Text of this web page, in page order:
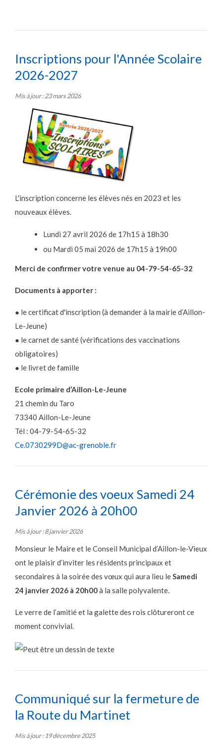
Inscriptions pour l'Année Scolaire
2026-2027
Mis à jour : 23 mars 2026
L'inscription concerne les élèves nés en 2023 et les
nouveaux élèves.
Lundi 27 avril 2026 de 17h15 à 18h30
ou Mardi 05 mai 2026 de 17h15 à 19h00
Merci de confirmer votre venue au 04-79-54-65-32
Documents à apporter :
● le certificat d'inscription (à demander à la mairie d’Aillon-
Le-Jeune)
● le carnet de santé (vérifications des vaccinations
obligatoires)
● le livret de famille
Ecole primaire d’Aillon-Le-Jeune
21 chemin du Taro
73340 Aillon-Le-Jeune
Tél : 04-79-54-65-32
Ce.0730299D@ac-grenoble.fr
Cérémonie des voeux Samedi 24
Janvier 2026 à 20h00
Mis à jour : 8 janvier 2026
Monsieur le Maire et le Conseil Municipal d’Aillon-le-Vieux
ont le plaisir d’inviter les résidents principaux et
secondaires à la soirée des vœux qui aura lieu leSamedi
24 janvier 2026 à 20h00à la salle polyvalente.
Le verre de l’amitié et la galette des rois clôtureront ce
moment convivial.
Communiqué sur la fermeture de
la Route du Martinet
Mis à jour : 19 décembre 2025